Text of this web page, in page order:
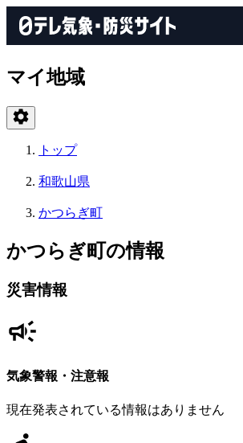
マイ地域
トップ
和歌山県
かつらぎ町
かつらぎ町の情報
災害情報
気象警報・注意報
現在発表されている情報はありません